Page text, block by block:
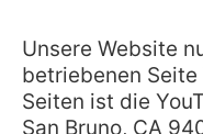
Unsere Website
betriebenen
Seiten ist die
San Bruno, CA